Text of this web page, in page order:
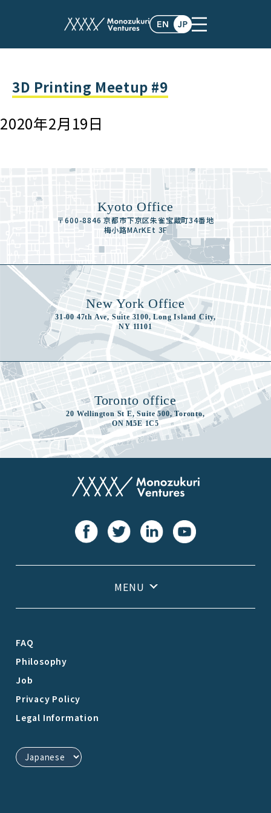
events
3D Printing Meetup #9
2020年2月19日
Kyoto Office
〒600-8846 京都市下京区朱雀宝蔵町34番地
梅小路MArKEt 3F
New York Office
31-00 47th Ave, Suite 3100, Long Island City,
NY 11101
Toronto office
20 Wellington St E, Suite 500, Toronto,
ON M5E 1C5
FAQ
Philosophy
Job
Privacy Policy
Legal Information